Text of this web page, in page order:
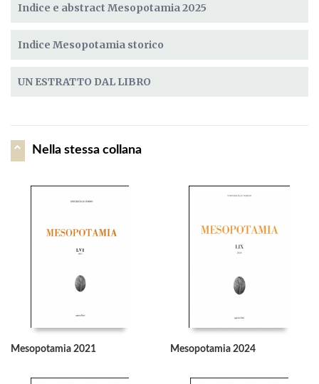
Indice e abstract Mesopotamia 2025
Indice Mesopotamia storico
UN ESTRATTO DAL LIBRO
Nella stessa collana
Mesopotamia 2021 Mesopotamia 2024